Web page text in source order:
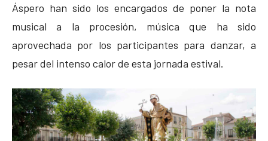
Áspero han sido los encargados de poner la nota
musical a la procesión, música que ha sido
aprovechada por los participantes para danzar, a
pesar del intenso calor de esta jornada estival.